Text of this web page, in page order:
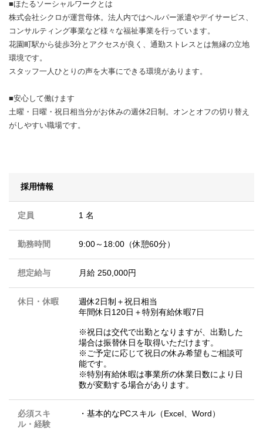
■ほたるソーシャルワークとは
株式会社シクロが運営母体。法人内ではヘルパー派遣やデイサービス、
コンサルティング事業など様々な福祉事業を行っています。
花園町駅から徒歩3分とアクセスが良く、通勤ストレスとは無縁の立地
環境です。
スタッフ一人ひとりの声を大事にできる環境があります。
■安心して働けます
土曜・日曜・祝日相当分がお休みの週休2日制。オンとオフの切り替え
がしやすい職場です。
採用情報
定員 1 名
勤務時間 9:00～18:00（休憩60分）
想定給与 月給 250,000円
休日・休暇
週休2日制＋祝日相当
年間休日120日＋特別有給休暇7日
※祝日は交代で出勤となりますが、出勤した
場合は振替休日を取得いただけます。
※ご予定に応じて祝日の休み希望もご相談可
能です。
※特別有給休暇は事業所の休業日数により日
数が変動する場合があります。
必須スキ
ル・経験
・基本的なPCスキル（Excel、Word）